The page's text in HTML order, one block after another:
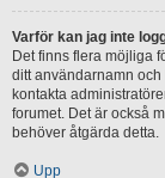
Varför kan jag inte
Det finns flera möjliga
ditt användarnamn och
kontakta
forumet. Det är också
behöver åtgärda detta.
Upp